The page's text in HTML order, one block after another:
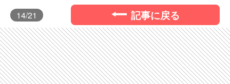
14/21 記事に戻る